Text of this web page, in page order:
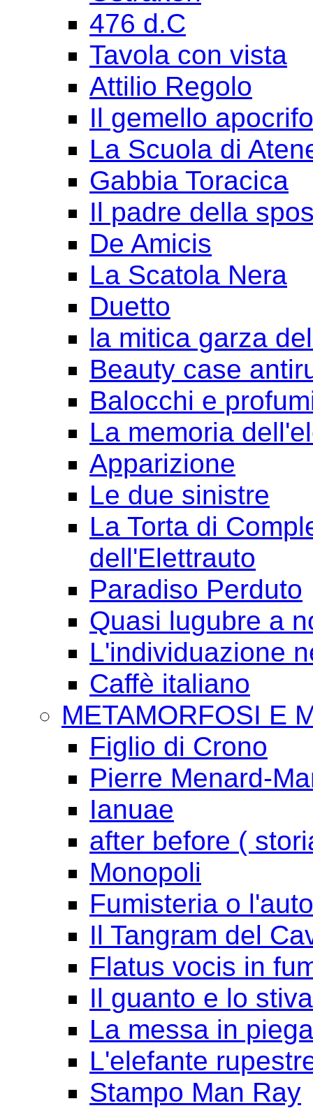
476 d.C
Tavola con vista
Attilio Regolo
Il gemello apocrifo
La Scuola di
Gabbia Toracica
Il padre della
De Amicis
La Scatola Nera
Duetto
la mitica garza
Beauty case
Balocchi e
La memoria
Apparizione
Le due sinistre
La Torta di
dell'Elettrauto
Paradiso Perduto
Quasi lugubre a
L'individuazione
Caffè italiano
METAMORFOSI E
Figlio di Crono
Pierre Menard-
Ianuae
after before (
Monopoli
Fumisteria o
Il Tangram del
Flatus vocis in
Il guanto e lo
La messa in piega
L'elefante
Stampo Man Ray